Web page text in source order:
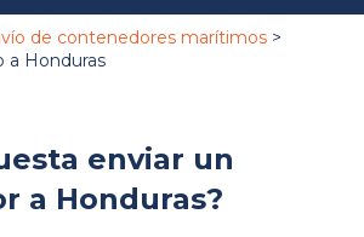
o de contenedores marítimos >
a Honduras
enviar un
a Honduras?